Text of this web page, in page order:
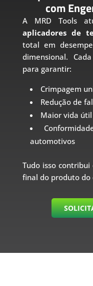
com
A MRD Tools
aplicadores de
total em
dimensional.
para garantir:
Crimpagem
Redução de
Maior vida
automotivos
Tudo isso
final do produto do